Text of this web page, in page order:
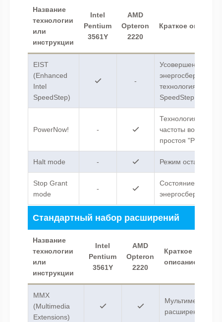
Название
технологии
или
инструкции
Intel
Pentium
3561Y
AMD
Opteron
2220
Краткое описание
EIST
(Enhanced
Intel
SpeedStep)
-
технология Intel
SpeedStep.
PowerNow! -
Технология
частоты во время
простоя
Halt mode - Режим остановки.
Stop Grant
mode
-
Состояние
Стандартный набор расширений
Название
технологии
или
инструкции
Intel
Pentium
3561Y
AMD
Opteron
2220
Краткое
описание
MMX
(Multimedia
Extensions)
Мультимедийные
расширения.